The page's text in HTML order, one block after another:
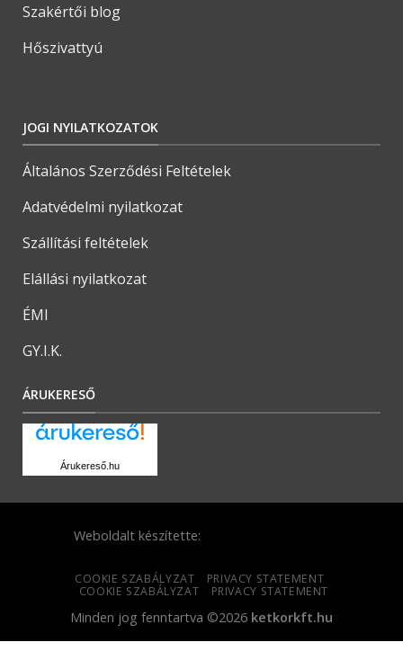
Szakértői blog
Hőszivattyú
JOGI NYILATKOZATOK
Általános Szerződési Feltételek
Adatvédelmi nyilatkozat
Szállítási feltételek
Elállási nyilatkozat
ÉMI
GY.I.K.
ÁRUKERESŐ
Árukereső.hu
Weboldalt készítette:
COOKIE SZABÁLYZAT
PRIVACY STATEMENT
COOKIE SZABÁLYZAT
PRIVACY STATEMENT
Minden jog fenntartva ©2026 ketkorkft.hu